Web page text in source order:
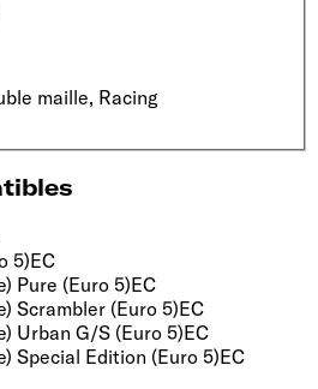
maille, Racing
5)EC
Pure (Euro 5)EC
Scrambler (Euro 5)EC
Urban G/S (Euro 5)EC
Special Edition (Euro 5)EC